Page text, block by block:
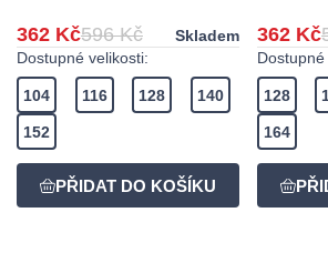
362 Kč596 Kč
Skladem
Dostupné velikosti:
104 116 128 140
152
362 Kč
128
164